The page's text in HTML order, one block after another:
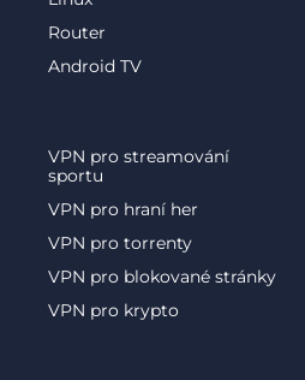
Router
Android TV
VPN pro streamování
sportu
VPN pro hraní her
VPN pro torrenty
VPN pro blokované stránky
VPN pro krypto